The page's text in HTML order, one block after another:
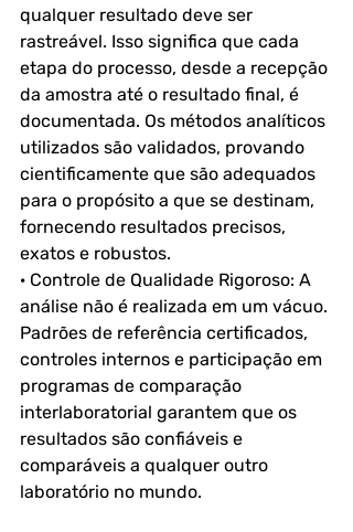
qualquer resultado deve ser
rastreável. Isso significa que cada
etapa do processo, desde a recepção
da amostra até o resultado final, é
documentada. Os métodos analíticos
utilizados são validados, provando
cientificamente que são adequados
para o propósito a que se destinam,
fornecendo resultados precisos,
exatos e robustos.
· Controle de Qualidade Rigoroso: A
análise não é realizada em um vácuo.
Padrões de referência certificados,
controles internos e participação em
programas de comparação
interlaboratorial garantem que os
resultados são confiáveis e
comparáveis a qualquer outro
laboratório no mundo.